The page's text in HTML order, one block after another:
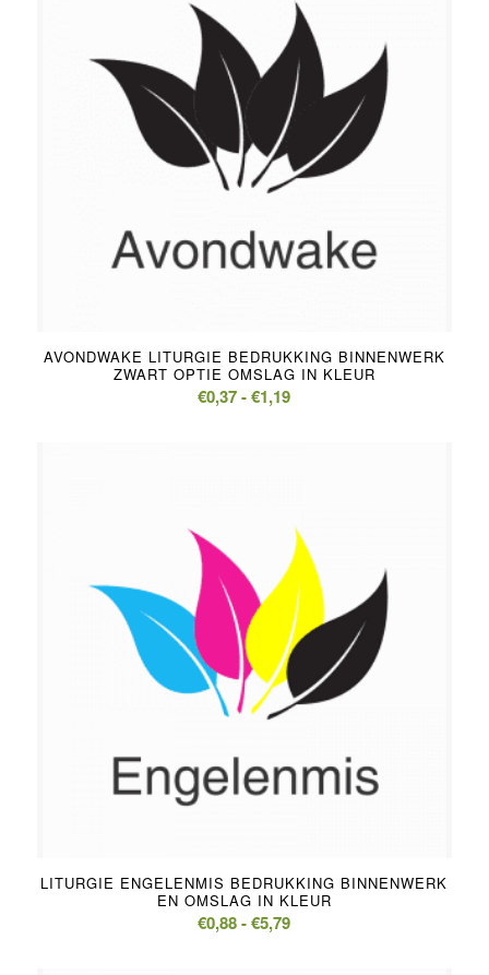
AVONDWAKE LITURGIE BEDRUKKING BINNENWERK
ZWART OPTIE OMSLAG IN KLEUR
€0,37 - €1,19Prijsklasse:
LITURGIE ENGELENMIS BEDRUKKING BINNENWERK
EN OMSLAG IN KLEUR
€0,88 - €5,79Prijsklasse: